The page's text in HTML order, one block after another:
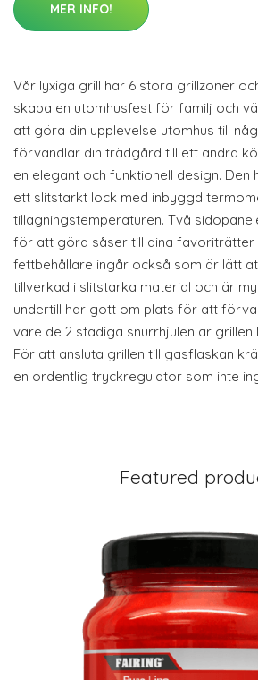
MER INFO!
Vår lyxiga grill har 6 stora grillzoner
skapa en utomhusfest för familj och
att göra din upplevelse utomhus till
förvandlar din trädgård till ett andra
en elegant och funktionell design. Den
ett slitstarkt lock med inbyggd
tillagningstemperaturen. Två
för att göra såser till dina
fettbehållare ingår också som är lätt
tillverkad i slitstarka material och är
undertill har gott om plats för att
vare de 2 stadiga snurrhjulen är
För att ansluta grillen till gasflaskan
en ordentlig tryckregulator som inte
Featured